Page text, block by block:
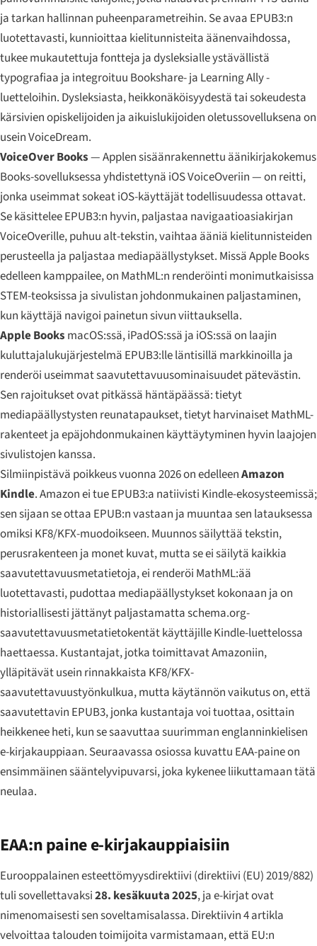
ja tarkan hallinnan puheenparametreihin. Se avaa EPUB3:n
luotettavasti, kunnioittaa kielitunnisteita äänenvaihdossa,
tukee mukautettuja fontteja ja dysleksialle ystävällistä
typografiaa ja integroituu Bookshare- ja Learning Ally -
luetteloihin. Dysleksiasta, heikkonäköisyydestä tai sokeudesta
kärsivien opiskelijoiden ja aikuislukijoiden oletussovelluksena on
usein VoiceDream.
VoiceOver Books— Applen sisäänrakennettu äänikirjakokemus
Books-sovelluksessa yhdistettynä iOS VoiceOveriin — on reitti,
jonka useimmat sokeat iOS-käyttäjät todellisuudessa ottavat.
Se käsittelee EPUB3:n hyvin, paljastaa navigaatioasiakirjan
VoiceOverille, puhuu alt-tekstin, vaihtaa ääniä kielitunnisteiden
perusteella ja paljastaa mediapäällystykset. Missä Apple Books
edelleen kamppailee, on MathML:n renderöinti monimutkaisissa
STEM-teoksissa ja sivulistan johdonmukainen paljastaminen,
kun käyttäjä navigoi painetun sivun viittauksella.
Apple Books macOS:ssä, iPadOS:ssä ja iOS:ssä on laajin
kuluttajalukujärjestelmä EPUB3:lle läntisillä markkinoilla ja
renderöi useimmat saavutettavuusominaisuudet pätevästin.
Sen rajoitukset ovat pitkässä häntäpäässä: tietyt
mediapäällystysten reunatapaukset, tietyt harvinaiset MathML-
rakenteet ja epäjohdonmukainen käyttäytyminen hyvin laajojen
sivulistojen kanssa.
Silmiinpistävä poikkeus vuonna 2026 on edelleenAmazon
Kindle. Amazon ei tue EPUB3:a natiivisti Kindle-ekosysteemissä;
sen sijaan se ottaa EPUB:n vastaan ja muuntaa sen latauksessa
omiksi KF8/KFX-muodoikseen. Muunnos säilyttää tekstin,
perusrakenteen ja monet kuvat, mutta se ei säilytä kaikkia
saavutettavuusmetatietoja, ei renderöi MathML:ää
luotettavasti, pudottaa mediapäällystykset kokonaan ja on
historiallisesti jättänyt paljastamatta schema.org-
saavutettavuusmetatietokentät käyttäjille Kindle-luettelossa
haettaessa. Kustantajat, jotka toimittavat Amazoniin,
ylläpitävät usein rinnakkaista KF8/KFX-
saavutettavuustyönkulkua, mutta käytännön vaikutus on, että
saavutettavin EPUB3, jonka kustantaja voi tuottaa, osittain
heikkenee heti, kun se saavuttaa suurimman englanninkielisen
e-kirjakauppiaan. Seuraavassa osiossa kuvattu EAA-paine on
ensimmäinen sääntelyvipuvarsi, joka kykenee liikuttamaan tätä
neulaa.
EAA:n paine e-kirjakauppiaisiin
Eurooppalainen esteettömyysdirektiivi (direktiivi (EU) 2019/882)
tuli sovellettavaksi28. kesäkuuta 2025, ja e-kirjat ovat
nimenomaisesti sen soveltamisalassa. Direktiivin 4 artikla
velvoittaa talouden toimijoita varmistamaan, että EU:n